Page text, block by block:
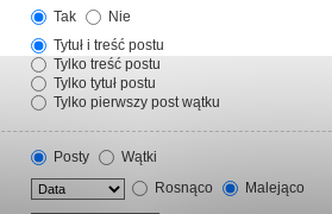
Tak
Nie
Tytuł i treść postu
Tylko treść postu
Tylko tytuł postu
Tylko pierwszy post wątku
Posty
Wątki
Rosnąco
Malejąco